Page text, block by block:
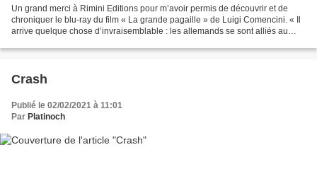
Un grand merci à Rimini Editions pour m’avoir permis de découvrir et de
chroniquer le blu-ray du film « La grande pagaille » de Luigi Comencini. « Il
arrive quelque chose d’invraisemblable : les allemands se sont alliés au
Crash
Publié le 02/02/2021 à 11:01
Par Platinoch